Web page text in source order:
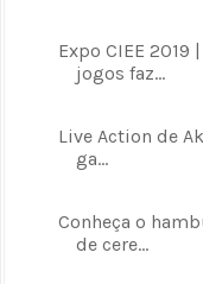
Expo CIEE 2019
jogos faz...
Live Action de
ga...
Conheça o
de cere...